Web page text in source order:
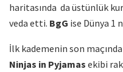
haritasında da üstünlük
veda etti. BgG ise Dünya 1
İlk kademenin son
Ninjas in Pyjamas ekibi